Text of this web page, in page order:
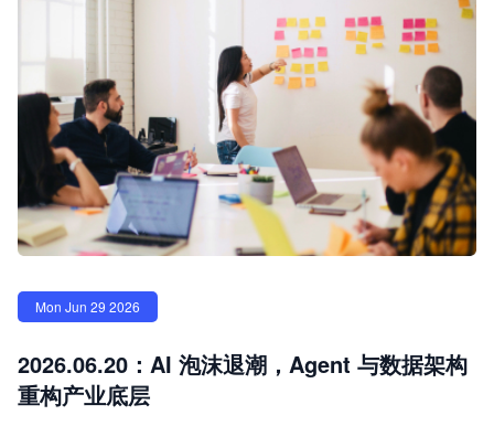
Mon Jun 29 2026
2026.06.20：AI 泡沫退潮，Agent 与数据架构
重构产业底层